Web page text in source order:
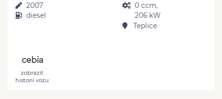
2007
diesel
0 ccm,
206 kW
Teplice
cebia
zobrazit
historii vozu